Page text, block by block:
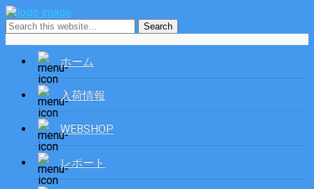
ホーム
入荷情報
WEBSHOP
レポート